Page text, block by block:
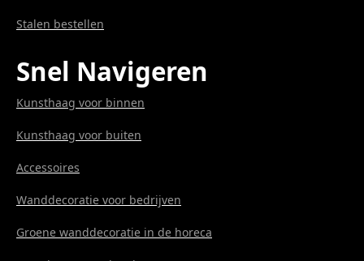
Stalen bestellen
Snel Navigeren
Kunsthaag voor binnen
Kunsthaag voor buiten
Accessoires
Wanddecoratie voor bedrijven
Groene wanddecoratie in de horeca